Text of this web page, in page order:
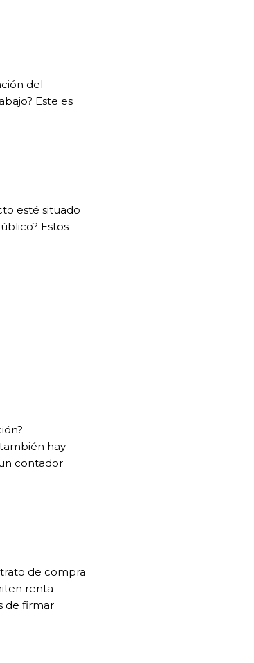
del
Este es
esté situado
Estos
hay
contador
de compra
renta
de firmar